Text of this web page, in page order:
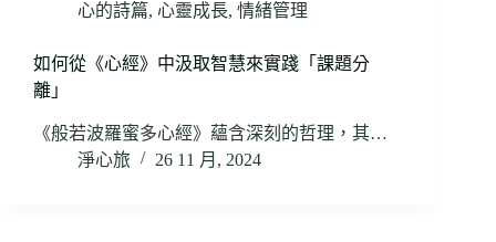
心的詩篇, 心靈成長, 情緒管理
如何從《心經》中汲取智慧來實踐「課題分
離」
《般若波羅蜜多心經》蘊含深刻的哲理，其…
淨心旅
26 11 月, 2024